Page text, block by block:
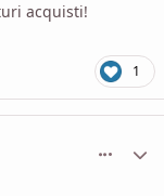
acquisti!
1